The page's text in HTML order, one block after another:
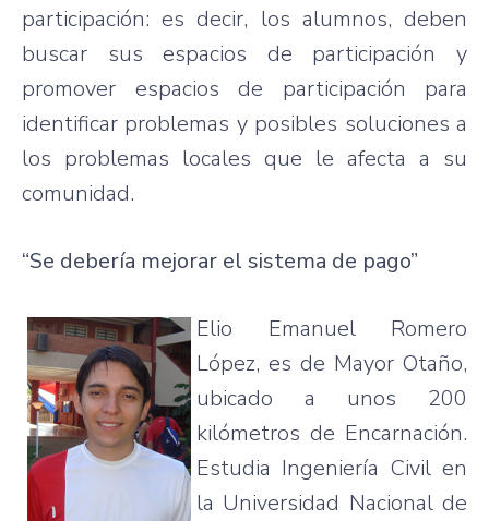
participación: es decir, los alumnos, deben
buscar sus espacios de participación y
promover espacios de participación para
identificar problemas y posibles soluciones a
los problemas locales que le afecta a su
comunidad.
“Se debería mejorar el sistema de pago”
Elio Emanuel Romero
López, es de Mayor Otaño,
ubicado a unos 200
kilómetros de Encarnación.
Estudia Ingeniería Civil en
la Universidad Nacional de